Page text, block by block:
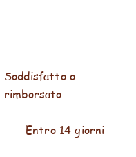
Soddisfatto o
rimborsato
Entro 14 giorni